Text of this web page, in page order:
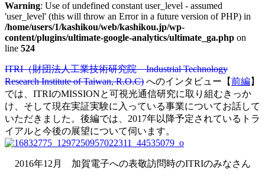
Warning: Use of undefined constant user_level - assumed
'user_level' (this will throw an Error in a future version of PHP) in
/home/users/1/kashikou/web/kashikou.jp/wp-
content/plugins/ultimate-google-analytics/ultimate_ga.php on
line 524
ITRI（財団法人工業技術研究院 Industrial Technology
Research Institute of Taiwan, R.O.C) へのインタビュー【前編】
では、ITRIのMISSIONと可視光通信研究に取り組むきっか
け、そして現在実証実験に入っている事業についてお話して
いただきました。後編では、2017年以降予定されているトラ
イアルと今後の展望について伺います。
2016年12月 加賀電子への表敬訪問時のITRIのみなさん